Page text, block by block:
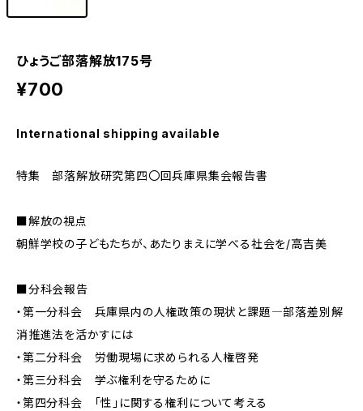
ひょうご部落解放175号
¥700
International shipping available
特集 部落解放研究第四〇回兵庫県集会報告書
■解放の視点
朝鮮学校の子どもたちが、あたりまえに学べる社会を/高吉美
■分科会報告
・第一分科会 兵庫県内の人権政策の現状と課題―部落差別解
消推進法を活かすには
・第二分科会 労働現場に求められる人権啓発
・第三分科会 学ぶ権利を守るために
・第四分科会 「性」に関する権利について考える